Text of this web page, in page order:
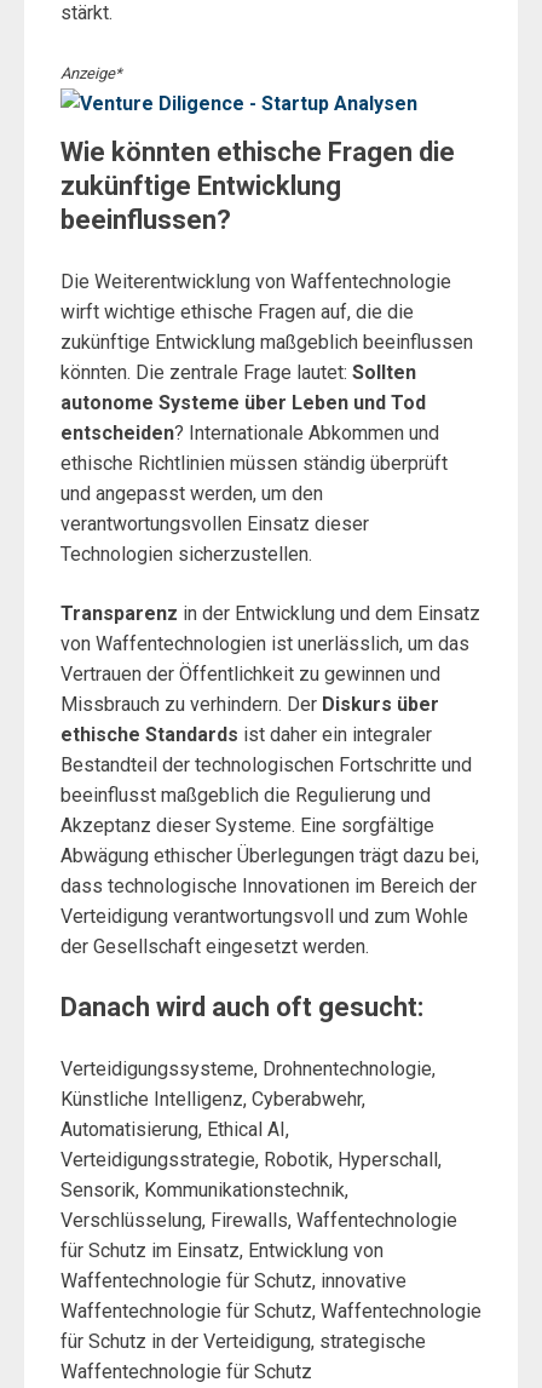
stärkt.
Anzeige*
Wie könnten ethische Fragen die
zukünftige Entwicklung
beeinflussen?
Die Weiterentwicklung von Waffentechnologie
wirft wichtige ethische Fragen auf, die die
zukünftige Entwicklung maßgeblich beeinflussen
könnten. Die zentrale Frage lautet: Sollten
autonome Systeme über Leben und Tod
entscheiden? Internationale Abkommen und
ethische Richtlinien müssen ständig überprüft
und angepasst werden, um den
verantwortungsvollen Einsatz dieser
Technologien sicherzustellen.
Transparenz in der Entwicklung und dem Einsatz
von Waffentechnologien ist unerlässlich, um das
Vertrauen der Öffentlichkeit zu gewinnen und
Missbrauch zu verhindern. Der Diskurs über
ethische Standards ist daher ein integraler
Bestandteil der technologischen Fortschritte und
beeinflusst maßgeblich die Regulierung und
Akzeptanz dieser Systeme. Eine sorgfältige
Abwägung ethischer Überlegungen trägt dazu bei,
dass technologische Innovationen im Bereich der
Verteidigung verantwortungsvoll und zum Wohle
der Gesellschaft eingesetzt werden.
Danach wird auch oft gesucht:
Verteidigungssysteme, Drohnentechnologie,
Künstliche Intelligenz, Cyberabwehr,
Automatisierung, Ethical AI,
Verteidigungsstrategie, Robotik, Hyperschall,
Sensorik, Kommunikationstechnik,
Verschlüsselung, Firewalls, Waffentechnologie
für Schutz im Einsatz, Entwicklung von
Waffentechnologie für Schutz, innovative
Waffentechnologie für Schutz, Waffentechnologie
für Schutz in der Verteidigung, strategische
Waffentechnologie für Schutz